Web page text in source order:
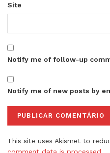
Site
Notify me of follow-up
Notify me of new posts by
This site uses Akismet to